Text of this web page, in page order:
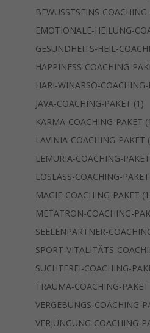
BEWUSSTSEINS-
EMOTIONALE-HEILUNG-
GESUNDHEITS-HEIL-
HAPPINESS-COACHING-
HARI-WINARSO-COACHING-
JAVA-COACHING-PAKET 1 1
KARMA-COACHING-PAKET 1
LAVINIA-COACHING-PAKET
LEMURIA-COACHING-PAKET
LOSLASS-COACHING-PAKET
MAGIE-COACHING-PAKET 1
METATRON-COACHING-
SEELENPARTNER-
SPORT-VITALITÄTS-
SUCHTFREI-COACHING-
TRAUMA-COACHING-PAKET
VERGEBUNGS-COACHING-
VERJÜNGUNG-COACHING-